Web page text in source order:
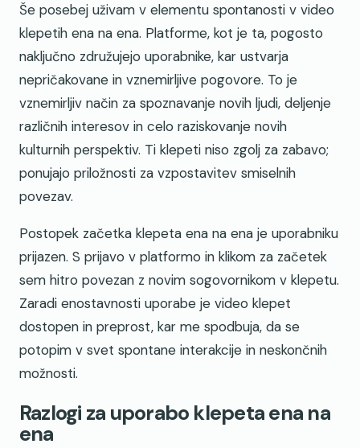
Še posebej uživam v elementu spontanosti v video
klepetih ena na ena. Platforme, kot je ta, pogosto
naključno združujejo uporabnike, kar ustvarja
nepričakovane in vznemirljive pogovore. To je
vznemirljiv način za spoznavanje novih ljudi, deljenje
različnih interesov in celo raziskovanje novih
kulturnih perspektiv. Ti klepeti niso zgolj za zabavo;
ponujajo priložnosti za vzpostavitev smiselnih
povezav.
Postopek začetka klepeta ena na ena je uporabniku
prijazen. S prijavo v platformo in klikom za začetek
sem hitro povezan z novim sogovornikom v klepetu.
Zaradi enostavnosti uporabe je video klepet
dostopen in preprost, kar me spodbuja, da se
potopim v svet spontane interakcije in neskončnih
možnosti.
Razlogi za uporabo klepeta ena na
ena